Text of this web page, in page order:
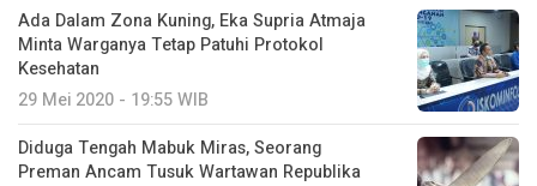
Ada Dalam Zona Kuning, Eka Supria Atmaja
Minta Warganya Tetap Patuhi Protokol
Kesehatan
29 Mei 2020 - 19:55 WIB
Diduga Tengah Mabuk Miras, Seorang
Preman Ancam Tusuk Wartawan Republika